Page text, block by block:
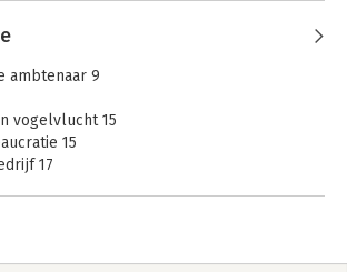
door Bas van
ambtenaar 9
vogelvlucht 15
15
17